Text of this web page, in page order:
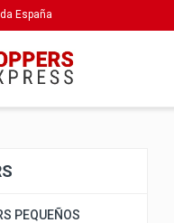
España
PEQUEÑOS